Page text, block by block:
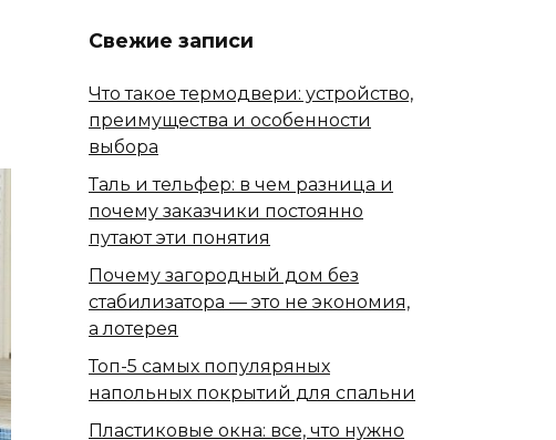
Свежие записи
Что такое термодвери: устройство,
преимущества и особенности
выбора
Таль и тельфер: в чем разница и
почему заказчики постоянно
путают эти понятия
Почему загородный дом без
стабилизатора — это не экономия,
а лотерея
Топ-5 самых популяряных
напольных покрытий для спальни
Пластиковые окна: все, что нужно